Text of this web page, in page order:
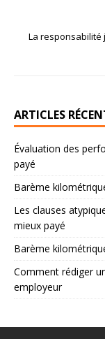
La responsabilité
ARTICLES
Évaluation des
payé
Barème
Les clauses
mieux payé
Barème
Comment rédiger
employeur